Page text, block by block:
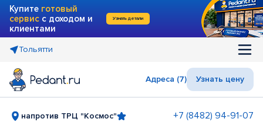
Купите готовый
сервис с доходом и
клиентами
Узнать детали
Тольятти
Адреса (7) Узнать цену
напротив ТРЦ "Космос" +7 (8482) 94-91-07